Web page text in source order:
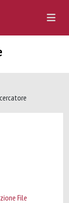
File